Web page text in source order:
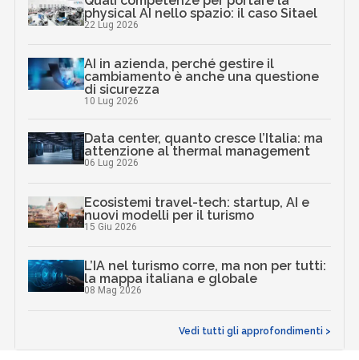
physical AI nello spazio: il caso Sitael
22 Lug 2026
AI in azienda, perché gestire il
cambiamento è anche una questione
di sicurezza
10 Lug 2026
Data center, quanto cresce l’Italia: ma
attenzione al thermal management
06 Lug 2026
Ecosistemi travel-tech: startup, AI e
nuovi modelli per il turismo
15 Giu 2026
L’IA nel turismo corre, ma non per tutti:
la mappa italiana e globale
08 Mag 2026
Vedi tutti gli approfondimenti >